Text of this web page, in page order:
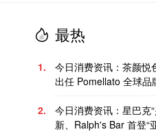
最热
1.
今日消费资讯：茶颜悦
出任 Pomellato 全球品
2.
今日消费资讯：星巴克
新、Ralph's Bar 首登“